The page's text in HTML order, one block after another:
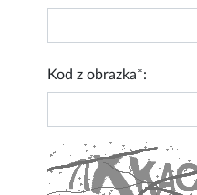
Kod z obrazka*: